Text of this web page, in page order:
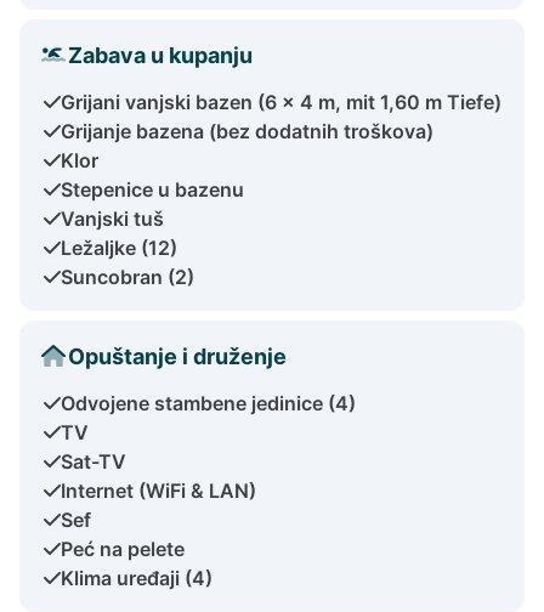
Zabava u kupanju
Grijani vanjski bazen (6 x 4 m, mit 1,60 m Tiefe)
Grijanje bazena (bez dodatnih troškova)
Klor
Stepenice u bazenu
Vanjski tuš
Ležaljke (12)
Suncobran (2)
Opuštanje i druženje
Odvojene stambene jedinice (4)
TV
Sat-TV
Internet (WiFi & LAN)
Sef
Peć na pelete
Klima uređaji (4)